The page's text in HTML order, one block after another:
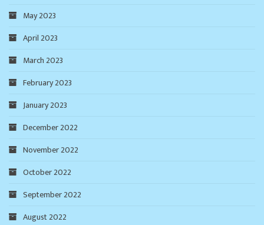
May 2023
April 2023
March 2023
February 2023
January 2023
December 2022
November 2022
October 2022
September 2022
August 2022